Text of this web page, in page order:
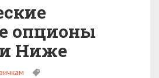
опционы
Ниже